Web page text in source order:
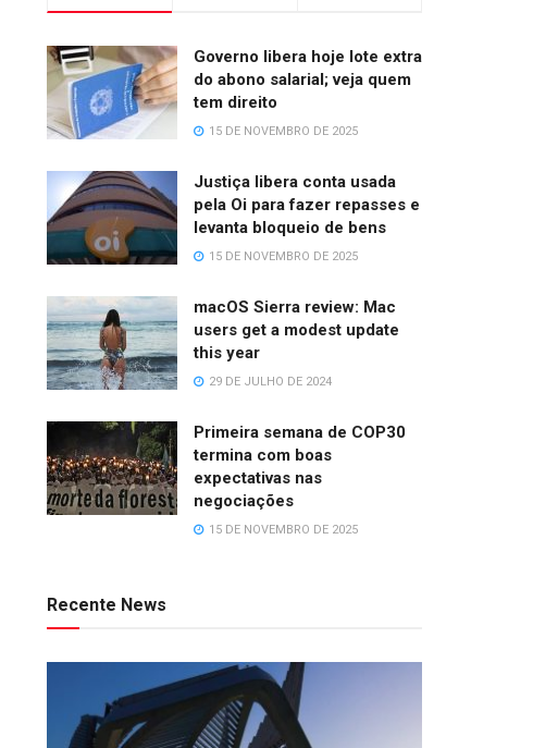
Governo libera hoje lote extra
do abono salarial; veja quem
tem direito
15 DE NOVEMBRO DE 2025
Justiça libera conta usada
pela Oi para fazer repasses e
levanta bloqueio de bens
15 DE NOVEMBRO DE 2025
macOS Sierra review: Mac
users get a modest update
this year
29 DE JULHO DE 2024
Primeira semana de COP30
termina com boas
expectativas nas
negociações
15 DE NOVEMBRO DE 2025
Recente News